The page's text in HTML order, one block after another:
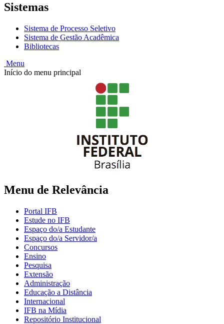
Sistemas
Sistema de Processo Seletivo
Sistema de Gestão Acadêmica
Bibliotecas
Menu
Início do menu principal
Menu de Relevância
Portal IFB
Estude no IFB
Espaço do/a Estudante
Espaço do/a Servidor/a
Concursos
Ensino
Pesquisa
Extensão
Administração
Educação a Distância
Internacional
IFB na Mídia
Repositório Institucional